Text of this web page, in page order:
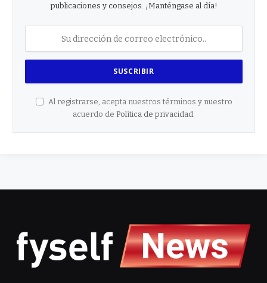
publicaciones y consejos. ¡Manténgase al día!
Al registrarse, acepta nuestros términos y nuestro
acuerdo de Política de privacidad.